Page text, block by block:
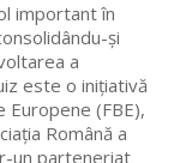
important în
și
a
este o inițiativă
Europene (FBE),
Română a
un parteneriat